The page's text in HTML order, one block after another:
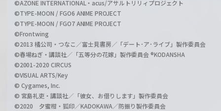
©AZONE INTERNATIONAL・acus/アサルトリリィプロジェクト
©TYPE-MOON / FGO6 ANIME PROJECT
©TYPE-MOON / FGO7 ANIME PROJECT
©Frontwing
©2013 橘公司・つなこ／富士見書房／「デート･ア･ライブ」製作委員会
©春場ねぎ・講談社／「五等分の花嫁」製作委員会 ®KODANSHA
©2001-2020 CIRCUS
©VISUAL ARTS/Key
© Cygames, Inc.
© 宮島礼吏・講談社／「彼女、お借りします」製作委員会
©2020 夕蜜柑・狐印／KADOKAWA／防振り製作委員会